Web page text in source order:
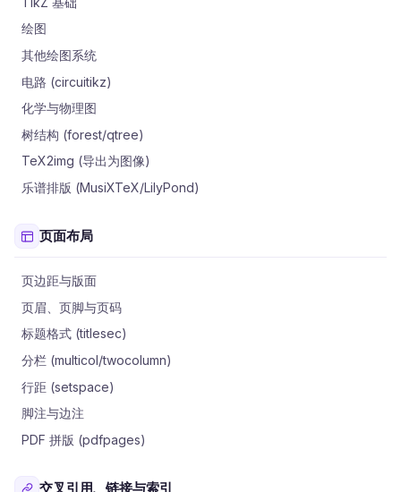
绘图
其他绘图系统
电路 (circuitikz)
化学与物理图
树结构 (forest/qtree)
TeX2img (导出为图像)
乐谱排版 (MusiXTeX/LilyPond)
页面布局
页边距与版面
页眉、页脚与页码
标题格式 (titlesec)
分栏 (multicol/twocolumn)
行距 (setspace)
脚注与边注
PDF 拼版 (pdfpages)
交叉引用、链接与索引